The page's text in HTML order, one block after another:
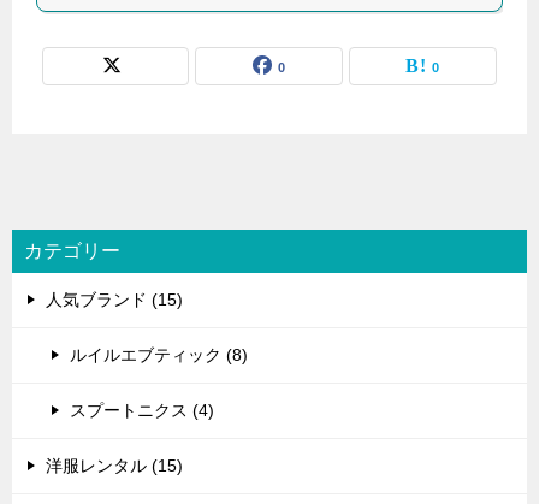
0 0
カテゴリー
人気ブランド (15)
ルイルエブティック (8)
スプートニクス (4)
洋服レンタル (15)